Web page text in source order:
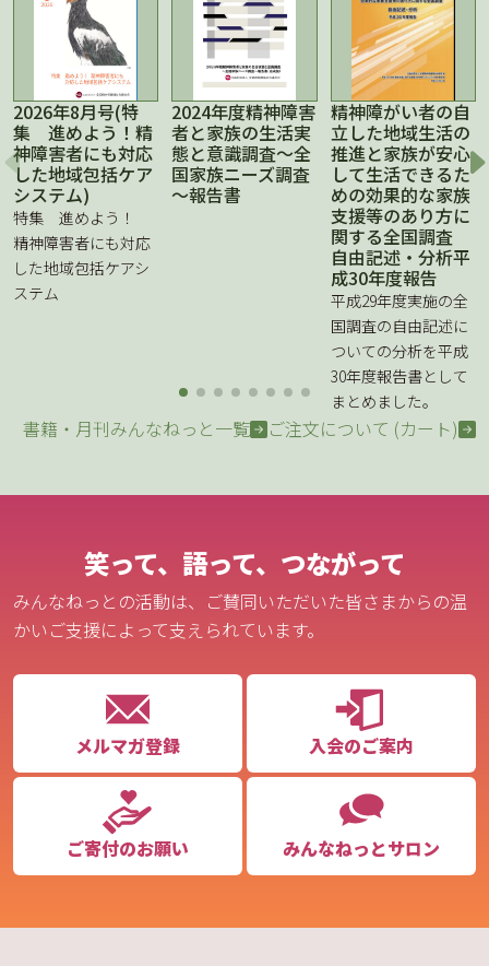
2026年8月号(特
集 進めよう！精
神障害者にも対応
した地域包括ケア
システム)
特集 進めよう！
精神障害者にも対応
した地域包括ケアシ
ステム
2024年度精神障害
者と家族の生活実
態と意識調査～全
国家族ニーズ調査
～報告書
精神障がい者の自
立した地域生活の
推進と家族が安心
して生活できるた
めの効果的な家族
支援等のあり方に
関する全国調査
自由記述・分析平
成30年度報告
平成29年度実施の全
国調査の自由記述に
ついての分析を平成
30年度報告書として
まとめました。
書籍・月刊みんなねっと一覧 ご注文について (カート)
笑って、語って、つながって
みんなねっとの活動は、ご賛同いただいた皆さまからの温
かいご支援によって支えられています。
メルマガ登録 入会のご案内
ご寄付のお願い みんなねっとサロン